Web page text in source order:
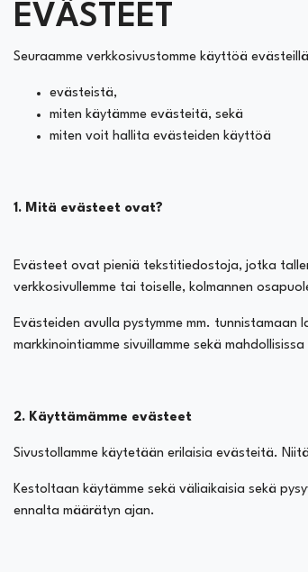
EVÄSTEET
Seuraamme verkkosivustomme käyttöä
evästeistä,
miten käytämme evästeitä, sekä
miten voit hallita evästeiden käyttöä
1. Mitä evästeet ovat?
Evästeet ovat pieniä tekstitiedostoja, jotka
verkkosivullemme tai toiselle, kolmannen
Evästeiden avulla pystymme mm. tunnistamaan
markkinointiamme sivuillamme sekä
2. Käyttämämme evästeet
Sivustollamme käytetään erilaisia evästeitä.
Kestoltaan käytämme sekä väliaikaisia sekä
ennalta määrätyn ajan.